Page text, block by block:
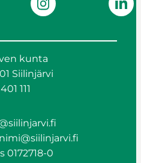
kunta
Siilinjärvi
111
0172718-0